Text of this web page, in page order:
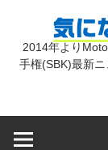
2014年より
手権(SBK)最新